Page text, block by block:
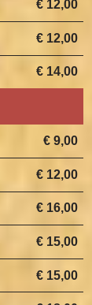
€ 12,00
€ 12,00
€ 14,00
€ 9,00
€ 12,00
€ 16,00
€ 15,00
€ 15,00